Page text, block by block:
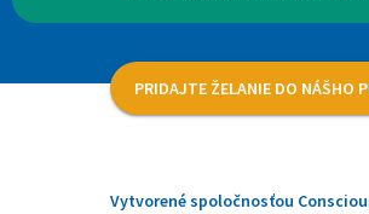
PRIDAJTE ŽELANIE DO NÁŠHO
Vytvorené spoločnosťou